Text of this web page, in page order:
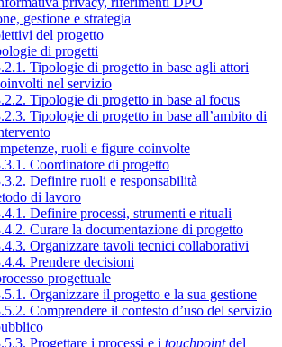
gestione e strategia
del progetto
di progetti
Tipologie di progetto in base agli attori
nel servizio
Tipologie di progetto in base al focus
Tipologie di progetto in base all’ambito di
ruoli e figure coinvolte
Coordinatore di progetto
Definire ruoli e responsabilità
di lavoro
Definire processi, strumenti e rituali
Curare la documentazione di progetto
Organizzare tavoli tecnici collaborativi
Prendere decisioni
progettuale
Organizzare il progetto e la sua gestione
Comprendere il contesto d’uso del servizio
Progettare i processi e i touchpointdel